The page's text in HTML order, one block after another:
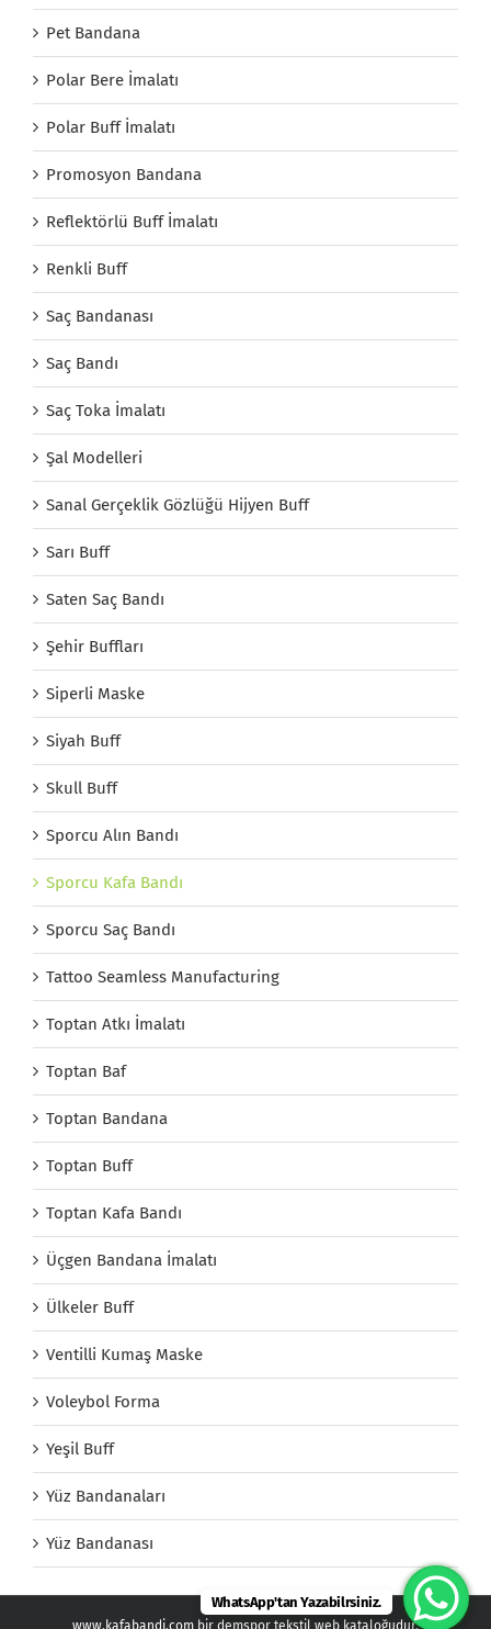
Pet Bandana
Polar Bere İmalatı
Polar Buff İmalatı
Promosyon Bandana
Reflektörlü Buff İmalatı
Renkli Buff
Saç Bandanası
Saç Bandı
Saç Toka İmalatı
Şal Modelleri
Sanal Gerçeklik Gözlüğü Hijyen Buff
Sarı Buff
Saten Saç Bandı
Şehir Buffları
Siperli Maske
Siyah Buff
Skull Buff
Sporcu Alın Bandı
Sporcu Kafa Bandı
Sporcu Saç Bandı
Tattoo Seamless Manufacturing
Toptan Atkı İmalatı
Toptan Baf
Toptan Bandana
Toptan Buff
Toptan Kafa Bandı
Üçgen Bandana İmalatı
Ülkeler Buff
Ventilli Kumaş Maske
Voleybol Forma
Yeşil Buff
Yüz Bandanaları
Yüz Bandanası
www.kafabandi.com bir demspor tekstil web kataloğudur.
WhatsApp'tan Yazabilrsiniz.